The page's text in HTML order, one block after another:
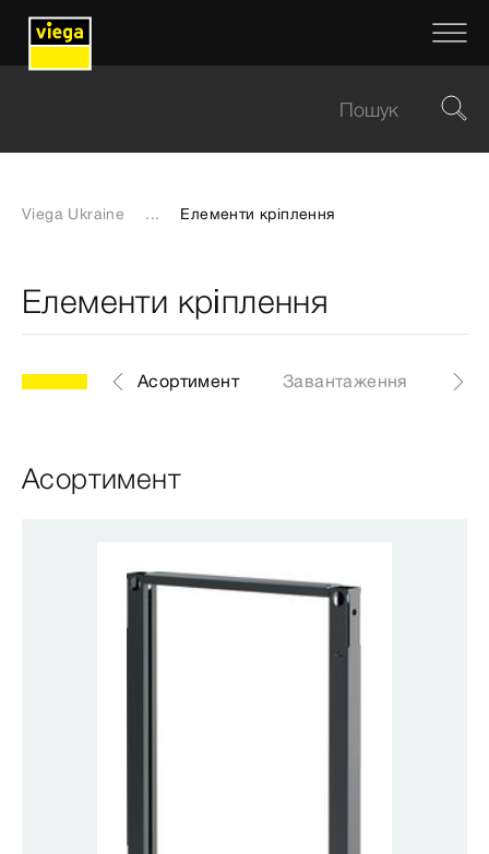
Viega Ukraine ... Елементи кріплення
Елементи кріплення
Асортимент Завантаження
Асортимент